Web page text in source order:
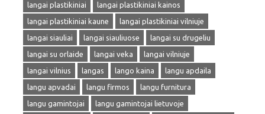
langai plastikiniai
langai plastikiniai kainos
langai plastikiniai kaune
langai plastikiniai vilniuje
langai siauliai
langai siauliuose
langai su drugeliu
langai su orlaide
langai veka
langai vilniuje
langai vilnius
langas lango kaina
langu apdaila
langu apvadai
langu firmos
langu furnitura
langu gamintojai
langu gamintojai lietuvoje